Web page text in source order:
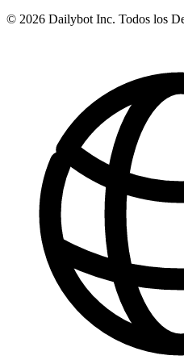
© 2026 Dailybot Inc. Todos los